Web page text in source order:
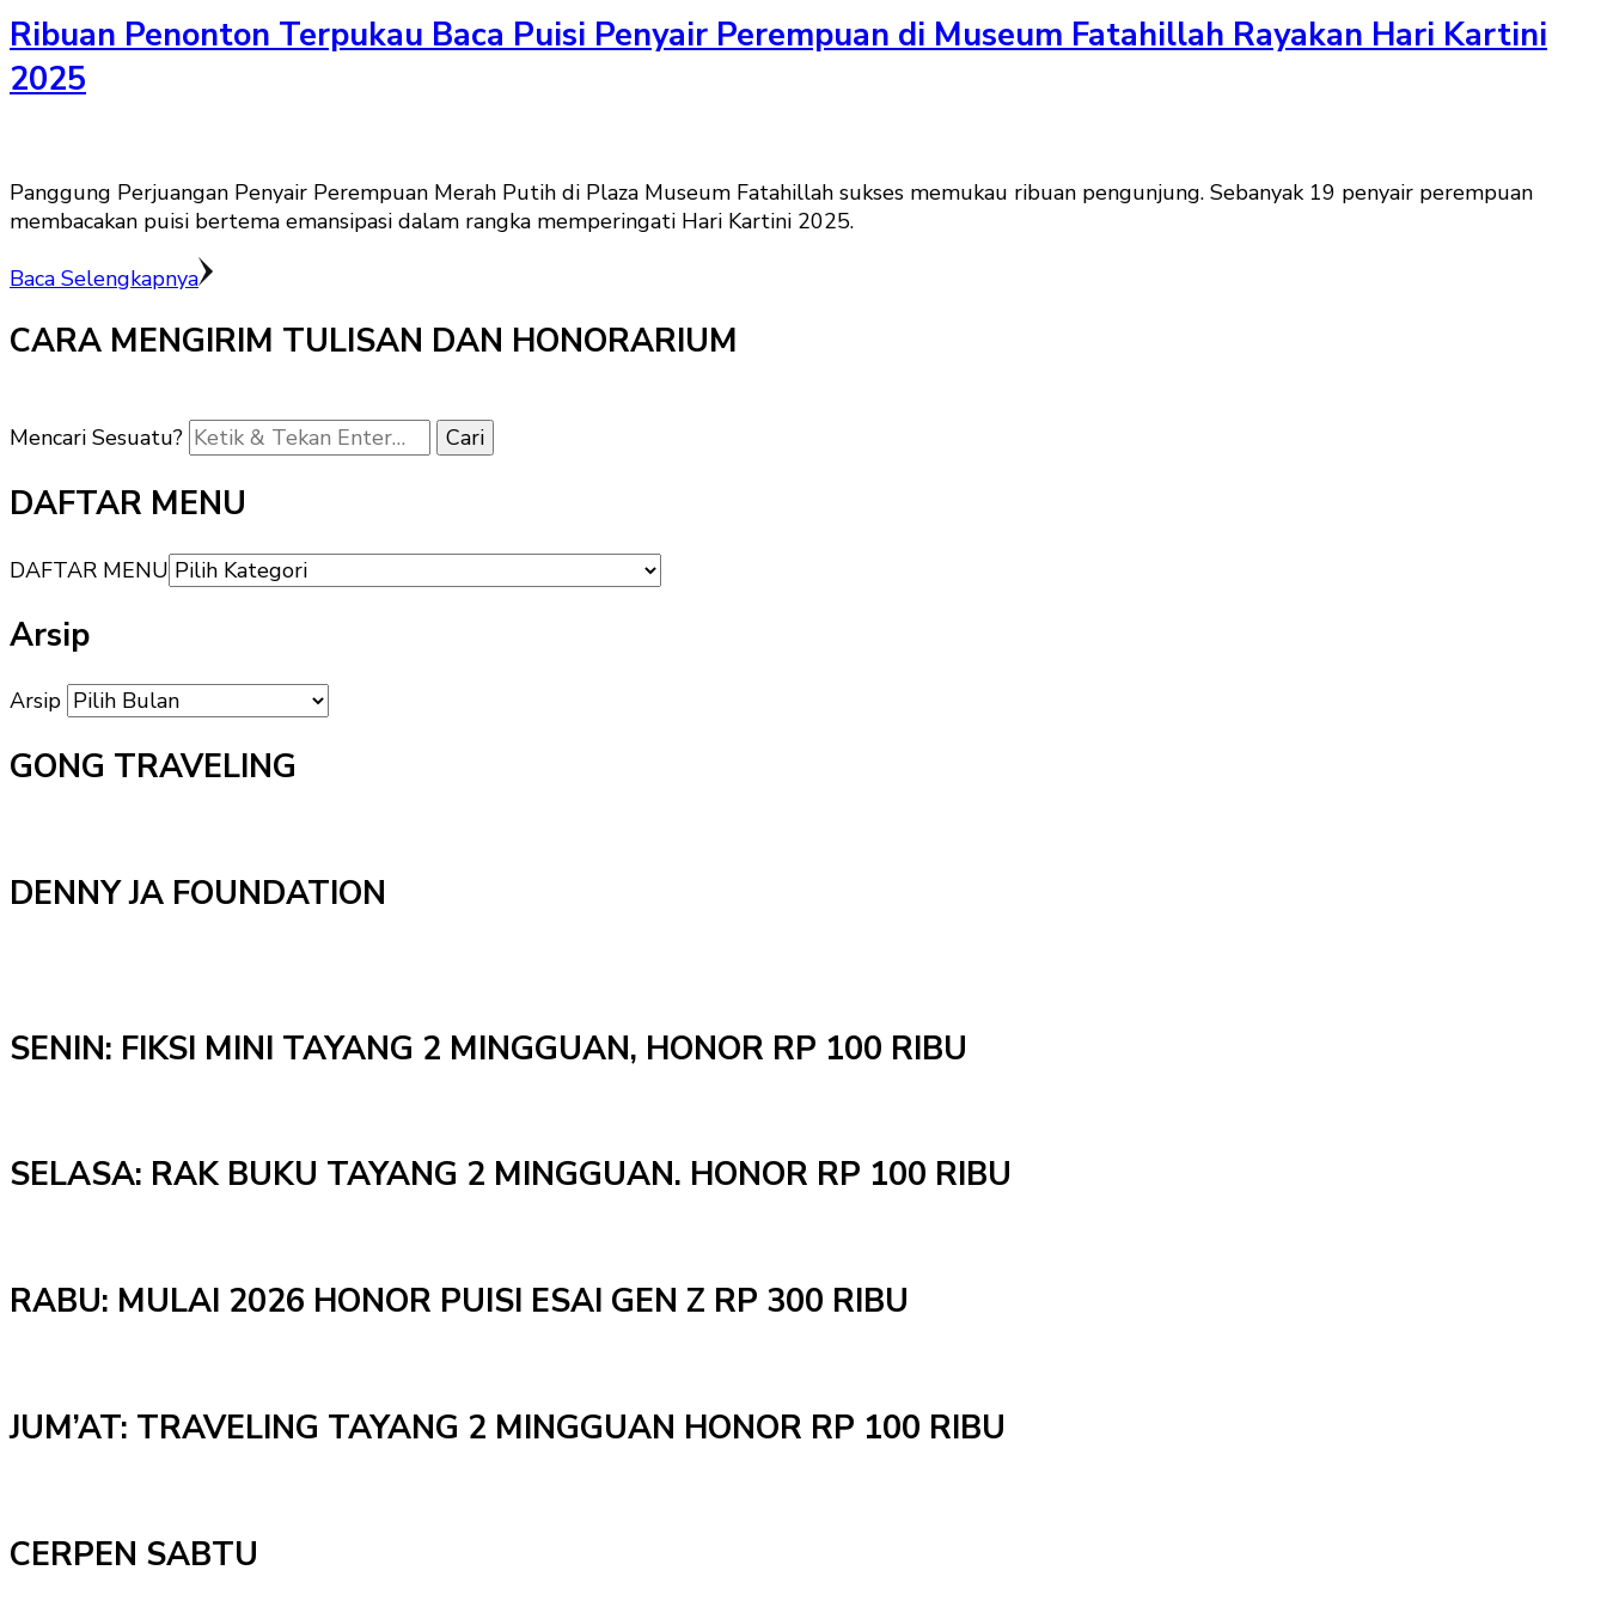
Ribuan Penonton Terpukau Baca Puisi Penyair Perempuan di Museum Fatahillah Rayakan Hari Kartini
2025
Panggung Perjuangan Penyair Perempuan Merah Putih di Plaza Museum Fatahillah sukses memukau ribuan pengunjung. Sebanyak 19 penyair perempuan
membacakan puisi bertema emansipasi dalam rangka memperingati Hari Kartini 2025.
Baca Selengkapnya
CARA MENGIRIM TULISAN DAN HONORARIUM
Mencari Sesuatu?
DAFTAR MENU
DAFTAR MENU
Arsip
Arsip
GONG TRAVELING
DENNY JA FOUNDATION
SENIN: FIKSI MINI TAYANG 2 MINGGUAN, HONOR RP 100 RIBU
SELASA: RAK BUKU TAYANG 2 MINGGUAN. HONOR RP 100 RIBU
RABU: MULAI 2026 HONOR PUISI ESAI GEN Z RP 300 RIBU
JUM’AT: TRAVELING TAYANG 2 MINGGUAN HONOR RP 100 RIBU
CERPEN SABTU